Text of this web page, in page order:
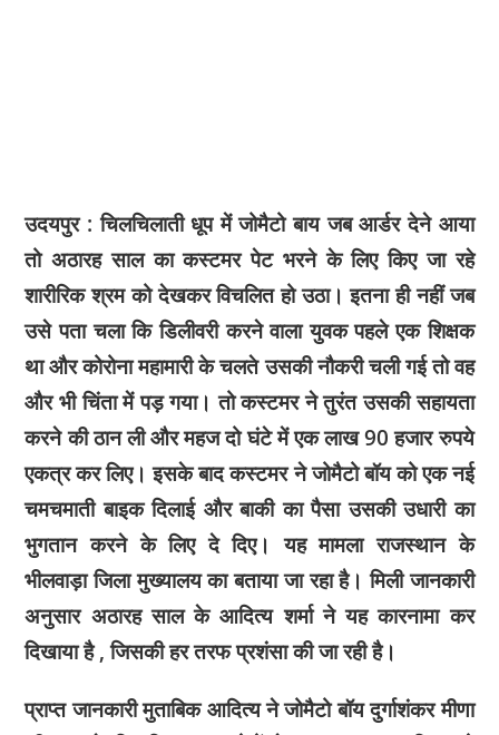
उदयपुर : चिलचिलाती धूप में जोमैटो बाय जब आर्डर देने आया
तो अठारह साल का कस्टमर पेट भरने के लिए किए जा रहे
शारीरिक श्रम को देखकर विचलित हो उठा। इतना ही नहीं जब
उसे पता चला कि डिलीवरी करने वाला युवक पहले एक शिक्षक
था और कोरोना महामारी के चलते उसकी नौकरी चली गई तो वह
और भी चिंता में पड़ गया। तो कस्टमर ने तुरंत उसकी सहायता
करने की ठान ली और महज दो घंटे में एक लाख 90 हजार रुपये
एकत्र कर लिए। इसके बाद कस्टमर ने जोमैटो बॉय को एक नई
चमचमाती बाइक दिलाई और बाकी का पैसा उसकी उधारी का
भुगतान करने के लिए दे दिए। यह मामला राजस्थान के
भीलवाड़ा जिला मुख्यालय का बताया जा रहा है। मिली जानकारी
अनुसार अठारह साल के आदित्य शर्मा ने यह कारनामा कर
दिखाया है , जिसकी हर तरफ प्रशंसा की जा रही है।
प्राप्त जानकारी मुताबिक आदित्य ने जोमैटो बॉय दुर्गाशंकर मीणा